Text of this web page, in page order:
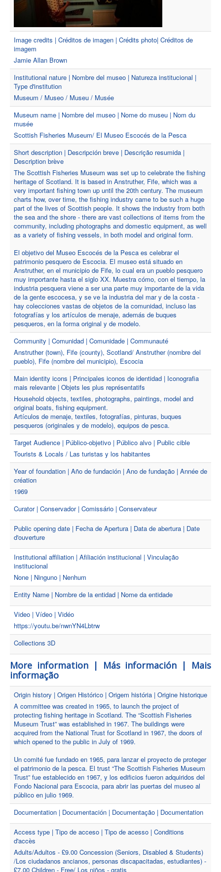
Image credits | Créditos de imagen | Crédits photo| Créditos de
imagem
Jamie Allan Brown
Institutional nature | Nombre del museo | Natureza institucional |
Type d'institution
Museum / Museo / Museu / Musée
Museum name | Nombre del museo | Nome do museu | Nom du
musée
Scottish Fisheries Museum/ El Museo Escocés de la Pesca
Short description | Descripción breve | Descrição resumida |
Description brève
The Scottish Fisheries Museum was set up to celebrate the fishing
heritage of Scotland. It is based in Anstruther, Fife, which was a
very important fishing town up until the 20th century. The museum
charts how, over time, the fishing industry came to be such a huge
part of the lives of Scottish people. It shows the industry from both
the sea and the shore - there are vast collections of items from the
community, including photographs and domestic equipment, as well
as a variety of fishing vessels, in both model and original form.
El objetivo del Museo Escocés de la Pesca es celebrar el
patrimonio pesquero de Escocia. El museo está situado en
Anstruther, en el municipio de Fife, lo cual era un pueblo pesquero
muy importante hasta el siglo XX. Muestra cómo, con el tiempo, la
industria pesquera viene a ser una parte muy importante de la vida
de la gente escocesa, y se ve la industria del mar y de la costa -
hay colecciones vastas de objetos de la comunidad, incluso las
fotografías y los artículos de menaje, además de buques
pesqueros, en la forma original y de modelo.
Community | Comunidad | Comunidade | Communauté
Anstruther (town), Fife (county), Scotland/ Anstruther (nombre del
pueblo), Fife (nombre del municipio), Escocia
Main identity icons | Principales iconos de identidad | Iconografia
mais relevante | Objets les plus représentatifs
Household objects, textiles, photographs, paintings, model and
original boats, fishing equipment.
Artículos de menaje, textiles, fotografías, pinturas, buques
pesqueros (originales y de modelo), equipos de pesca.
Target Audience | Público-objetivo | Público alvo | Public cible
Tourists & Locals / Las turistas y los habitantes
Year of foundation | Año de fundación | Ano de fundação | Année de
création
1969
Curator | Conservador | Comissário | Conservateur
Public opening date | Fecha de Apertura | Data de abertura | Date
d'ouverture
Institutional affiliation | Afiliación institucional | Vinculação
institucional
None | Ninguno | Nenhum
Entity Name | Nombre de la entidad | Nome da entidade
Video | Vídeo | Vidéo
https://youtu.be/nwnYN4Lbtrw
Collections 3D
More information | Más información | Mais
informação
Origin history | Origen Histórico | Origem história | Origine historique
A committee was created in 1965, to launch the project of
protecting fishing heritage in Scotland. The “Scottish Fisheries
Museum Trust” was established in 1967. The buildings were
acquired from the National Trust for Scotland in 1967, the doors of
which opened to the public in July of 1969.
Un comité fue fundado en 1965, para lanzar el proyecto de proteger
el patrimonio de la pesca. El trust “The Scottish Fisheries Museum
Trust” fue establecido en 1967, y los edificios fueron adquiridos del
Fondo Nacional para Escocia, para abrir las puertas del museo al
público en julio 1969.
Documentation | Documentación | Documentação | Documentation
Access type | Tipo de acceso | Tipo de acesso | Conditions
d'accès
Adults/Adultos - £9.00 Concession (Seniors, Disabled & Students)
/Los ciudadanos ancianos, personas discapacitadas, estudiantes) -
£7.00 Children - Free/ Los niños - gratis